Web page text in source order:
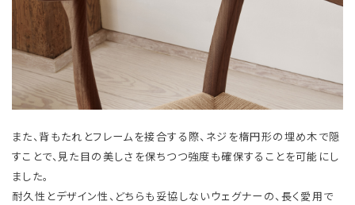
また、背もたれとフレームを接合する際、ネジを楕円形の埋め木で隠
すことで、見た目の美しさを保ちつつ強度も確保することを可能にし
ました。
耐久性とデザイン性、どちらも妥協しないウェグナーの、長く愛用で